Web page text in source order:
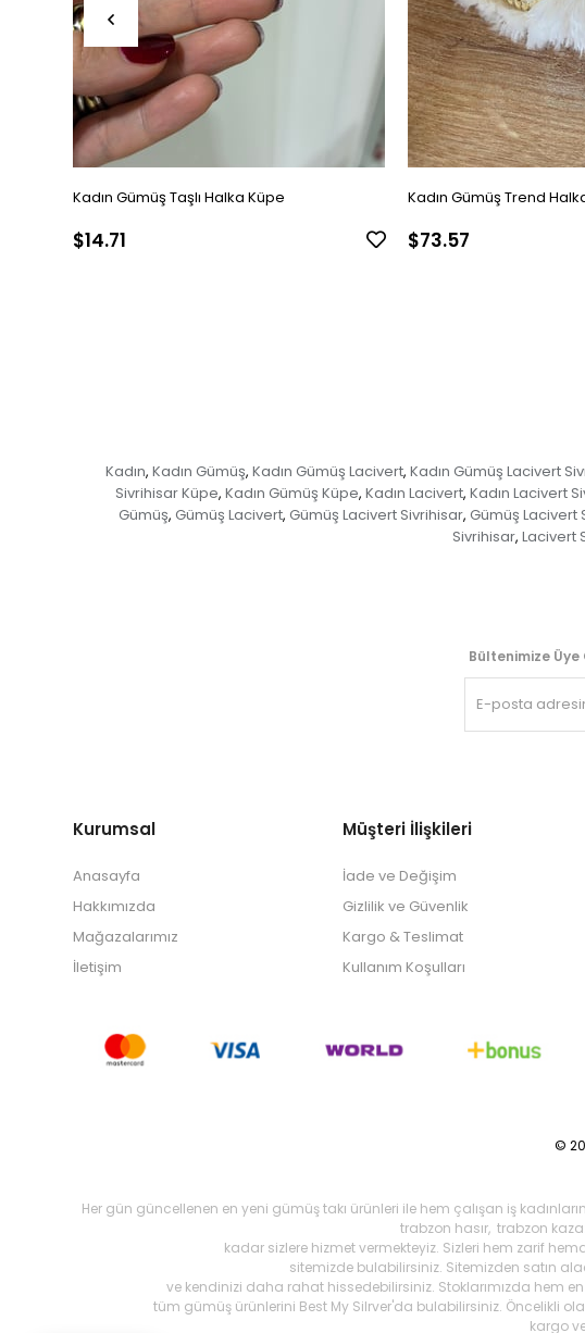
Kadın Gümüş Taşlı Halka Küpe
$14.71
Kadın Gümüş Trend
$73.57
Kadın, Kadın Gümüş, Kadın Gümüş Lacivert, Kadın Gümüş Lacivert
Sivrihisar Küpe, Kadın Gümüş Küpe, Kadın Lacivert, Kadın Lacivert
Gümüş, Gümüş Lacivert, Gümüş Lacivert Sivrihisar, Gümüş Lacivert
Sivrihisar, Lacivert
Bültenimize Üye
Kurumsal
Anasayfa
Hakkımızda
Mağazalarımız
İletişim
Müşteri İlişkileri
İade ve Değişim
Gizlilik ve Güvenlik
Kargo & Teslimat
Kullanım Koşulları
©
Her gün güncellenen en yeni gümüş takı ürünleri ile hem çalışan iş
trabzon hasır, trabzon
kadar sizlere hizmet vermekteyiz. Sizleri hem zarif
sitemizde bulabilirsiniz. Sitemizden satın
ve kendinizi daha rahat hissedebilirsiniz. Stoklarımızda hem
tüm gümüş ürünlerini Best My Silrver'da bulabilirsiniz. Öncelikli
kargo